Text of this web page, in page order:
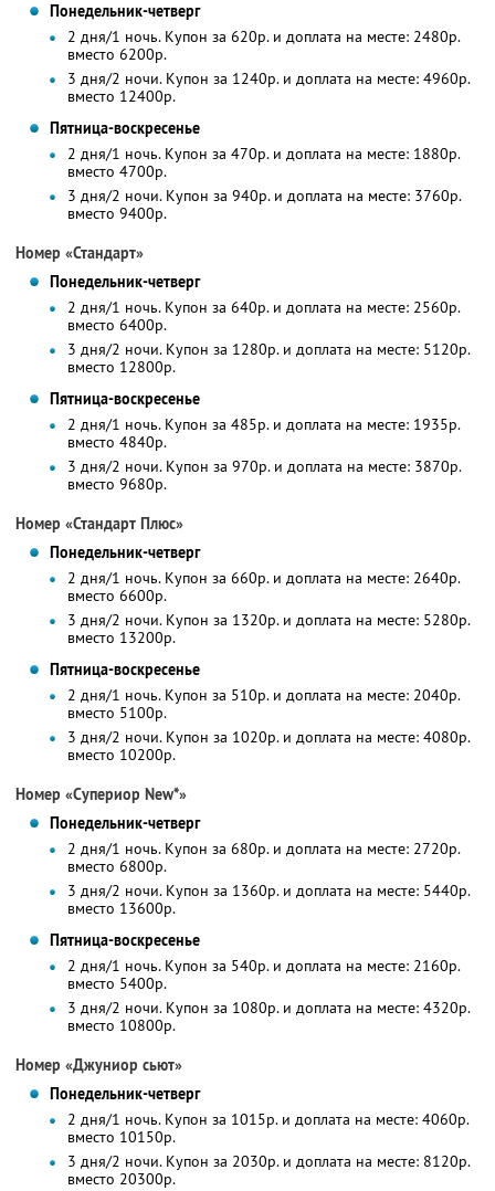
Понедельник-четверг
2 дня/1 ночь. Купон за 620р. и доплата на месте: 2480р.
вместо 6200р.
3 дня/2 ночи. Купон за 1240р. и доплата на месте: 4960р.
вместо 12400р.
Пятница-воскресенье
2 дня/1 ночь. Купон за 470р. и доплата на месте: 1880р.
вместо 4700р.
3 дня/2 ночи. Купон за 940р. и доплата на месте: 3760р.
вместо 9400р.
Номер «Стандарт»
Понедельник-четверг
2 дня/1 ночь. Купон за 640р. и доплата на месте: 2560р.
вместо 6400р.
3 дня/2 ночи. Купон за 1280р. и доплата на месте: 5120р.
вместо 12800р.
Пятница-воскресенье
2 дня/1 ночь. Купон за 485р. и доплата на месте: 1935р.
вместо 4840р.
3 дня/2 ночи. Купон за 970р. и доплата на месте: 3870р.
вместо 9680р.
Номер «Стандарт Плюс»
Понедельник-четверг
2 дня/1 ночь. Купон за 660р. и доплата на месте: 2640р.
вместо 6600р.
3 дня/2 ночи. Купон за 1320р. и доплата на месте: 5280р.
вместо 13200р.
Пятница-воскресенье
2 дня/1 ночь. Купон за 510р. и доплата на месте: 2040р.
вместо 5100р.
3 дня/2 ночи. Купон за 1020р. и доплата на месте: 4080р.
вместо 10200р.
Номер «Супериор New*»
Понедельник-четверг
2 дня/1 ночь. Купон за 680р. и доплата на месте: 2720р.
вместо 6800р.
3 дня/2 ночи. Купон за 1360р. и доплата на месте: 5440р.
вместо 13600р.
Пятница-воскресенье
2 дня/1 ночь. Купон за 540р. и доплата на месте: 2160р.
вместо 5400р.
3 дня/2 ночи. Купон за 1080р. и доплата на месте: 4320р.
вместо 10800р.
Номер «Джуниор сьют»
Понедельник-четверг
2 дня/1 ночь. Купон за 1015р. и доплата на месте: 4060р.
вместо 10150р.
3 дня/2 ночи. Купон за 2030р. и доплата на месте: 8120р.
вместо 20300р.